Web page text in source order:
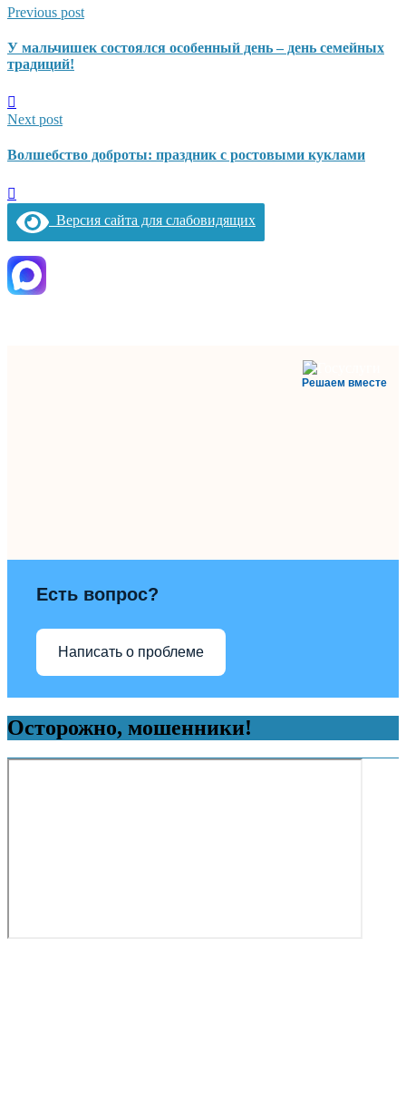
Previous post
У мальчишек состоялся особенный день – день семейных
традиций!
Next post
Волшебство доброты: праздник с ростовыми куклами
Версия сайта для слабовидящих
Решаем вместе
Есть вопрос?
Написать о проблеме
Осторожно, мошенники!